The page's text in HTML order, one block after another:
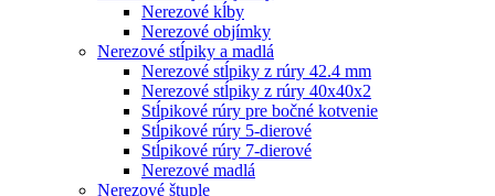
Nerezové kĺby
Nerezové objímky
Nerezové stĺpiky a madlá
Nerezové stĺpiky z rúry 42.4 mm
Nerezové stĺpiky z rúry 40x40x2
Stĺpikové rúry pre bočné kotvenie
Stĺpikové rúry 5-dierové
Stĺpikové rúry 7-dierové
Nerezové madlá
Nerezové štuple